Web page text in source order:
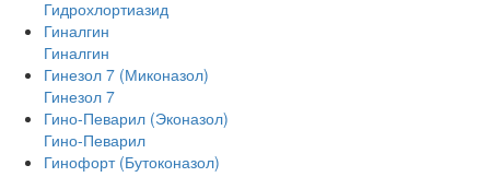
Гидрохлортиазид
Гиналгин
Гиналгин
Гинезол 7 (Миконазол)
Гинезол 7
Гино-Певарил (Эконазол)
Гино-Певарил
Гинофорт (Бутоконазол)